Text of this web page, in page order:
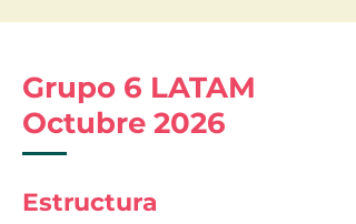
Grupo 6 LATAM
Octubre 2026
Estructura